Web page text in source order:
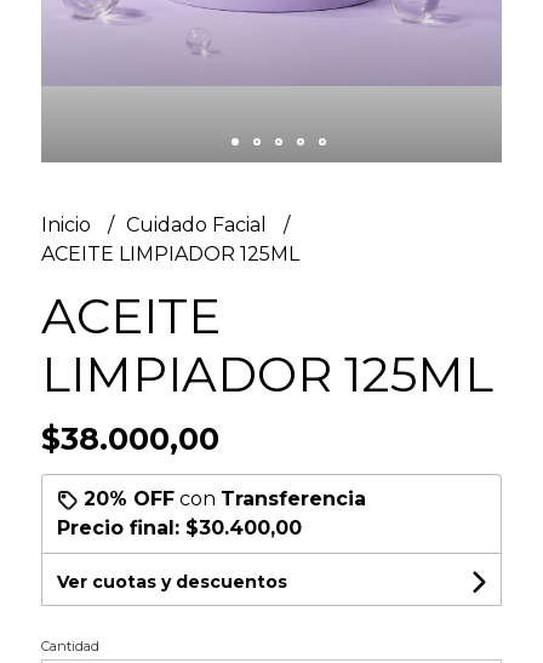
Inicio
Cuidado Facial
ACEITE LIMPIADOR 125ML
ACEITE
LIMPIADOR 125ML
$38.000,00
20% OFFcon Transferencia
Precio final: $30.400,00
Ver cuotas y descuentos
Cantidad